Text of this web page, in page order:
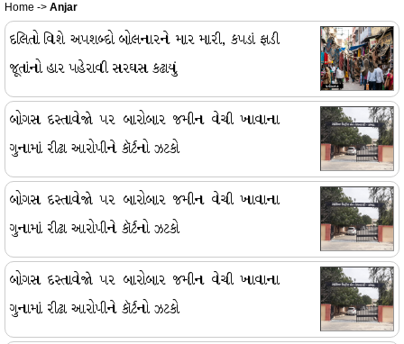
Home -> Anjar
દલિતો વિશે અપશબ્દો બોલનારને માર મારી, કપડાં ફાડી
જૂતાંનો હાર પહેરાવી સરઘસ કઢાયું
બોગસ દસ્તાવેજો પર બારોબાર જમીન વેચી ખાવાના
ગુનામાં રીઢા આરોપીને કૉર્ટનો ઝટકો
બોગસ દસ્તાવેજો પર બારોબાર જમીન વેચી ખાવાના
ગુનામાં રીઢા આરોપીને કૉર્ટનો ઝટકો
બોગસ દસ્તાવેજો પર બારોબાર જમીન વેચી ખાવાના
ગુનામાં રીઢા આરોપીને કૉર્ટનો ઝટકો